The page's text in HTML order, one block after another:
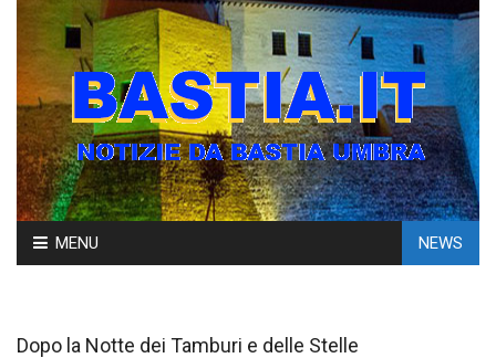
Skip
to
MENU NEWS
Dopo la Notte dei Tamburi e delle Stelle